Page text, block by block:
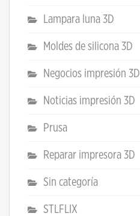
Lampara luna 3D
Moldes de silicona 3D
Negocios impresión 3D
Noticias impresión 3D
Prusa
Reparar impresora 3D
Sin categoría
STLFLIX